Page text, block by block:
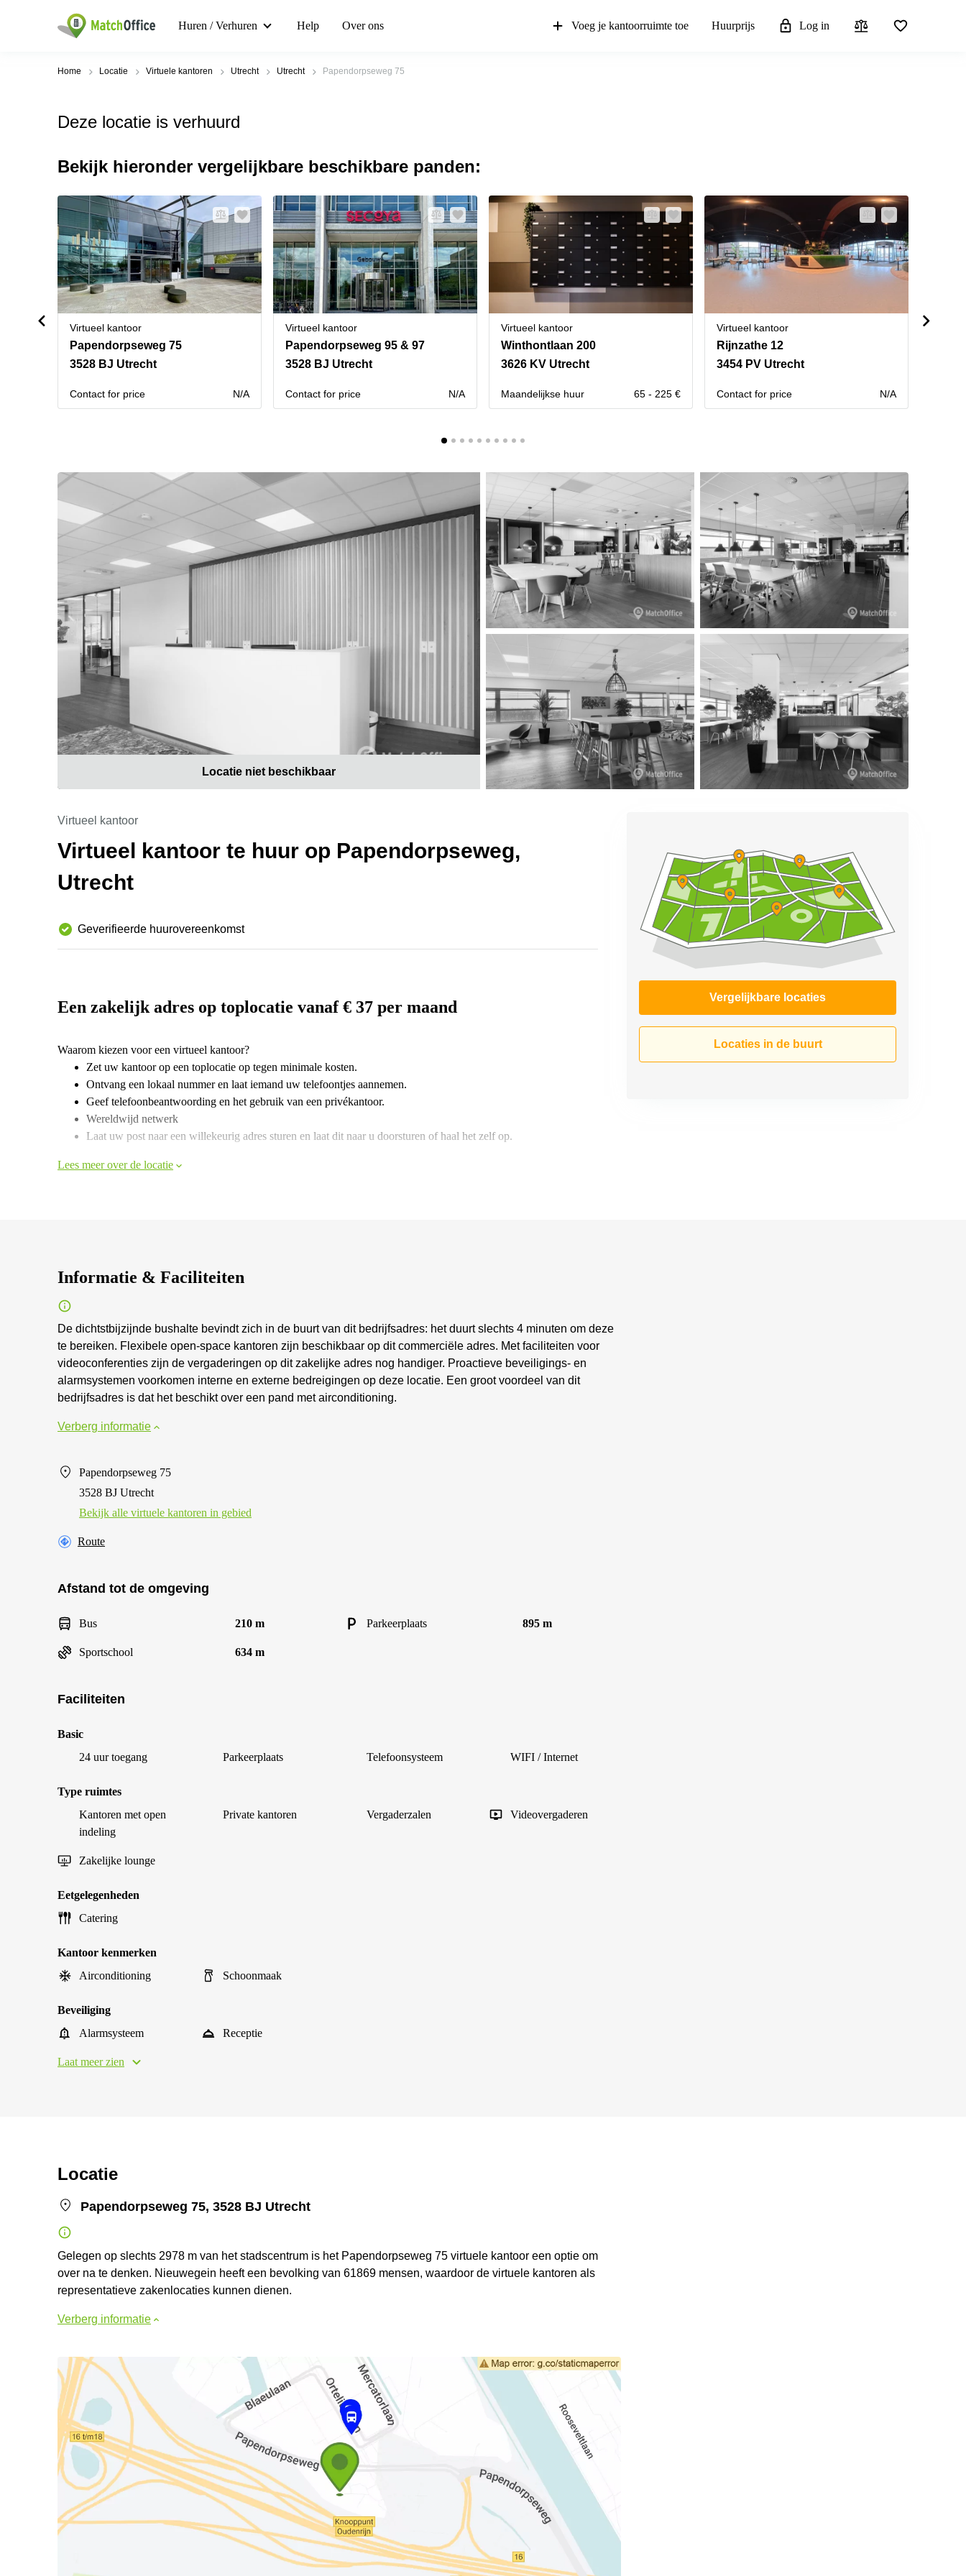
Huren / Verhuren Help Over ons Voeg je kantoorruimte toe Huurprijs Log in
Home Locatie Virtuele kantoren Utrecht Utrecht Papendorpseweg 75
Deze locatie is verhuurd
Bekijk hieronder vergelijkbare beschikbare panden:
Virtueel kantoor
Papendorpseweg 75
3528 BJ Utrecht
Contact for price N/A
Virtueel kantoor
Papendorpseweg 95 & 97
3528 BJ Utrecht
Contact for price N/A
Virtueel kantoor
Winthontlaan 200
3626 KV Utrecht
Maandelijkse huur 65 - 225 €
Virtueel kantoor
Rijnzathe 12
3454 PV Utrecht
Contact for price N/A
Locatie niet beschikbaar
Virtueel kantoor
Virtueel kantoor te huur op Papendorpseweg,
Utrecht
Geverifieerde huurovereenkomst
Vergelijkbare locaties
Locaties in de buurt
Een zakelijk adres op toplocatie vanaf € 37 per maand
Waarom kiezen voor een virtueel kantoor?
Zet uw kantoor op een toplocatie op tegen minimale kosten.
Ontvang een lokaal nummer en laat iemand uw telefoontjes aannemen.
Geef telefoonbeantwoording en het gebruik van een privékantoor.
Wereldwijd netwerk
Laat uw post naar een willekeurig adres sturen en laat dit naar u doorsturen of haal het zelf op.
Lees meer over de locatie
Informatie & Faciliteiten
De dichtstbijzijnde bushalte bevindt zich in de buurt van dit bedrijfsadres: het duurt slechts 4 minuten om deze
te bereiken. Flexibele open-space kantoren zijn beschikbaar op dit commerciële adres. Met faciliteiten voor
videoconferenties zijn de vergaderingen op dit zakelijke adres nog handiger. Proactieve beveiligings- en
alarmsystemen voorkomen interne en externe bedreigingen op deze locatie. Een groot voordeel van dit
bedrijfsadres is dat het beschikt over een pand met airconditioning.
Verberg informatie
Papendorpseweg 75
3528 BJ Utrecht
Bekijk alle virtuele kantoren in gebied
Route
Afstand tot de omgeving
Bus 210 m Parkeerplaats 895 m
Sportschool 634 m
Faciliteiten
Basic
24 uur toegang
Parkeerplaats Telefoonsysteem WIFI / Internet
Type ruimtes
Kantoren met open
indeling
Private kantoren Vergaderzalen Videovergaderen
Zakelijke lounge
Eetgelegenheden
Catering
Kantoor kenmerken
Airconditioning
Schoonmaak
Beveiliging
Alarmsysteem
Receptie
Laat meer zien
Locatie
Papendorpseweg 75, 3528 BJ Utrecht
Gelegen op slechts 2978 m van het stadscentrum is het Papendorpseweg 75 virtuele kantoor een optie om
over na te denken. Nieuwegein heeft een bevolking van 61869 mensen, waardoor de virtuele kantoren als
representatieve zakenlocaties kunnen dienen.
Verberg informatie